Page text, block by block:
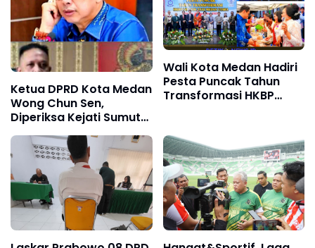
Ketua DPRD Kota Medan
Wong Chun Sen,
Diperiksa Kejati Sumut
Terhadap Dugaan
Kasus Pemerasan 4
Anggota DPRD.
Wali Kota Medan Hadiri
Pesta Puncak Tahun
Transformasi HKBP